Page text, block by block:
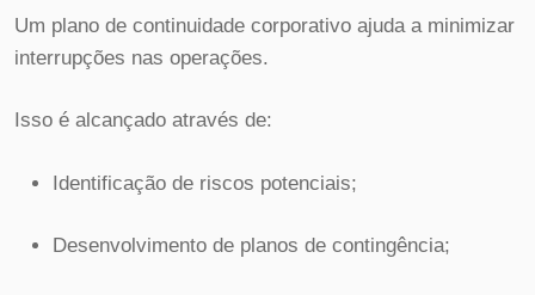
Um plano de continuidade corporativo ajuda a minimizar
interrupções nas operações.
Isso é alcançado através de:
Identificação de riscos potenciais;
Desenvolvimento de planos de contingência;